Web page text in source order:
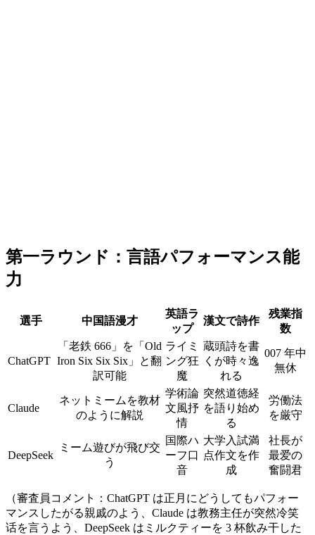
第一ラウンド：言語パフォーマンス能
力
選手 中国語漫才
英語ラ
ップ
漢文で詩作
残業指
数
ChatGPT
「老鉄 666」を「Old
Iron Six Six Six」と翻
訳可能
ライミ
ング狂
魔
蔵頭詩を書
くが時々逸
れる
007 年中
無休
Claude
ネットミームを教材
のように解説
学術論
文風抒
情
突然道徳経
を語り始め
る
労働法
を厳守
DeepSeek
ミーム遊びが飛び交
う
国際ハ
ーフ口
音
大学入試満
点作文を作
成
社長が
最爱の
奮闘君
（審査員コメント：ChatGPT は正月にどうしてもパフォー
マンスしたがる親戚のよう、Claude は教務主任が突然冷笑
话を言うよう、DeepSeek はミルクティーを 3 杯飲み干した